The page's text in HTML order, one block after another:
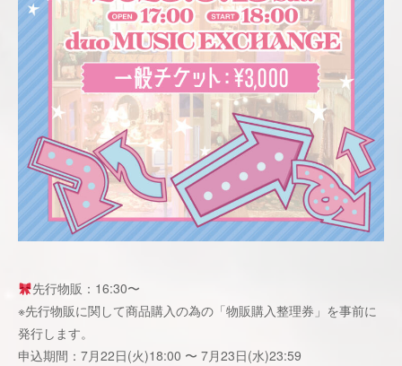
先行物販：16:30〜
※先行物販に関して商品購入の為の「物販購入整理券」を事前に
発行します。
申込期間：7月22日(火)18:00 〜 7月23日(水)23:59